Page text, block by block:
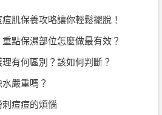
肌保養攻略讓你輕鬆擺脫！
點保濕部位怎麼做最有效？
有何區別？該如何判斷？
嚴重嗎？
痘痘的煩惱